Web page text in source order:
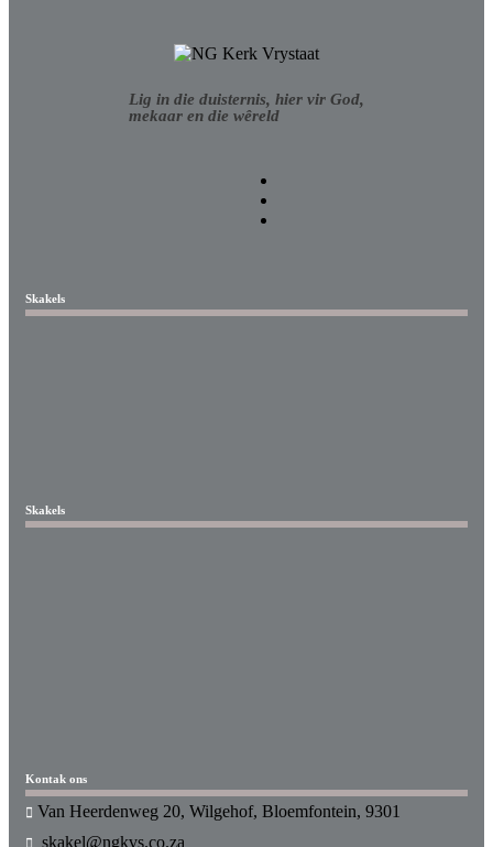
Lig in die duisternis, hier vir God,
mekaar en die wêreld
Skakels
Skakels
Kontak ons
Van Heerdenweg 20, Wilgehof, Bloemfontein, 9301
skakel@ngkvs.co.za